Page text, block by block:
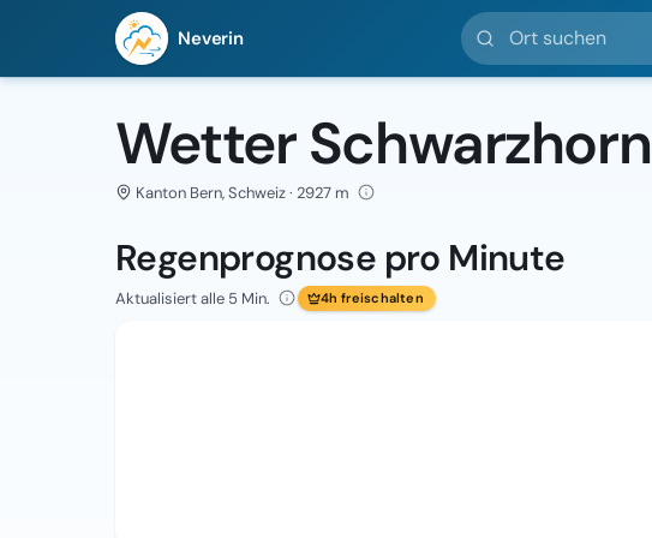
Neverin
Ort suchen
Wetter Schwarzhorn
Kanton Bern, Schweiz · 2927 m
Regenprognose pro Minute
Aktualisiert alle 5 Min. 4h freischalten